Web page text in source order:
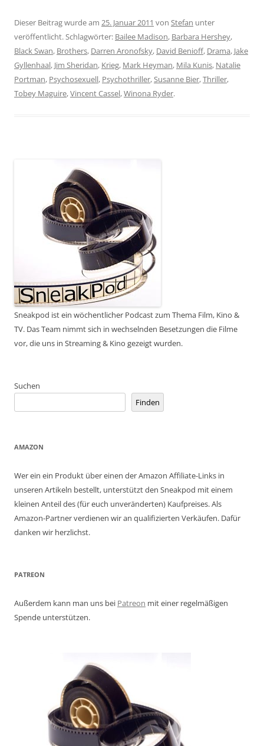
Dieser Beitrag wurde am 25. Januar 2011 von Stefan unter
veröffentlicht. Schlagwörter: Bailee Madison, Barbara Hershey,
Black Swan, Brothers, Darren Aronofsky, David Benioff, Drama, Jake
Gyllenhaal, Jim Sheridan, Krieg, Mark Heyman, Mila Kunis, Natalie
Portman, Psychosexuell, Psychothriller,Susanne Bier,Thriller,
Tobey Maguire,Vincent Cassel,Winona Ryder.
Sneakpod ist ein wöchentlicher Podcast zum Thema Film, Kino &
TV. Das Team nimmt sich in wechselnden Besetzungen die Filme
vor, die uns in Streaming & Kino gezeigt wurden.
Suchen
Finden
AMAZON
Wer ein ein Produkt über einen der Amazon Affiliate-Links in
unseren Artikeln bestellt, unterstützt den Sneakpod mit einem
kleinen Anteil des (für euch unveränderten) Kaufpreises. Als
Amazon-Partner verdienen wir an qualifizierten Verkäufen. Dafür
danken wir herzlichst.
PATREON
Außerdem kann man uns bei Patreon mit einer regelmäßigen
Spende unterstützen.